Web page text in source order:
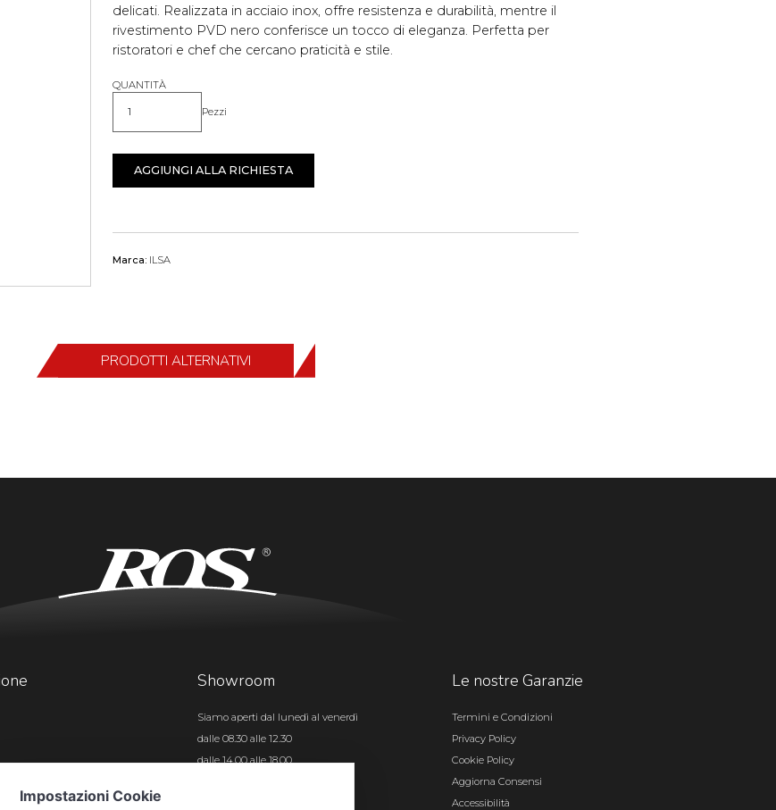
delicati. Realizzata in acciaio inox, offre resistenza e durabilità, mentre il
rivestimento PVD nero conferisce un tocco di eleganza. Perfetta per
ristoratori e chef che cercano praticità e stile.
QUANTITÀ
Quantità Pezzi
AGGIUNGI ALLA RICHIESTA
Marca: ILSA
PRODOTTI ALTERNATIVI
Showroom
Siamo aperti dal lunedì al venerdì
dalle 08.30 alle 12.30
dalle 14.00 alle 18.00
Le nostre Garanzie
Termini e Condizioni
Privacy Policy
Cookie Policy
Aggiorna Consensi
Accessibilità